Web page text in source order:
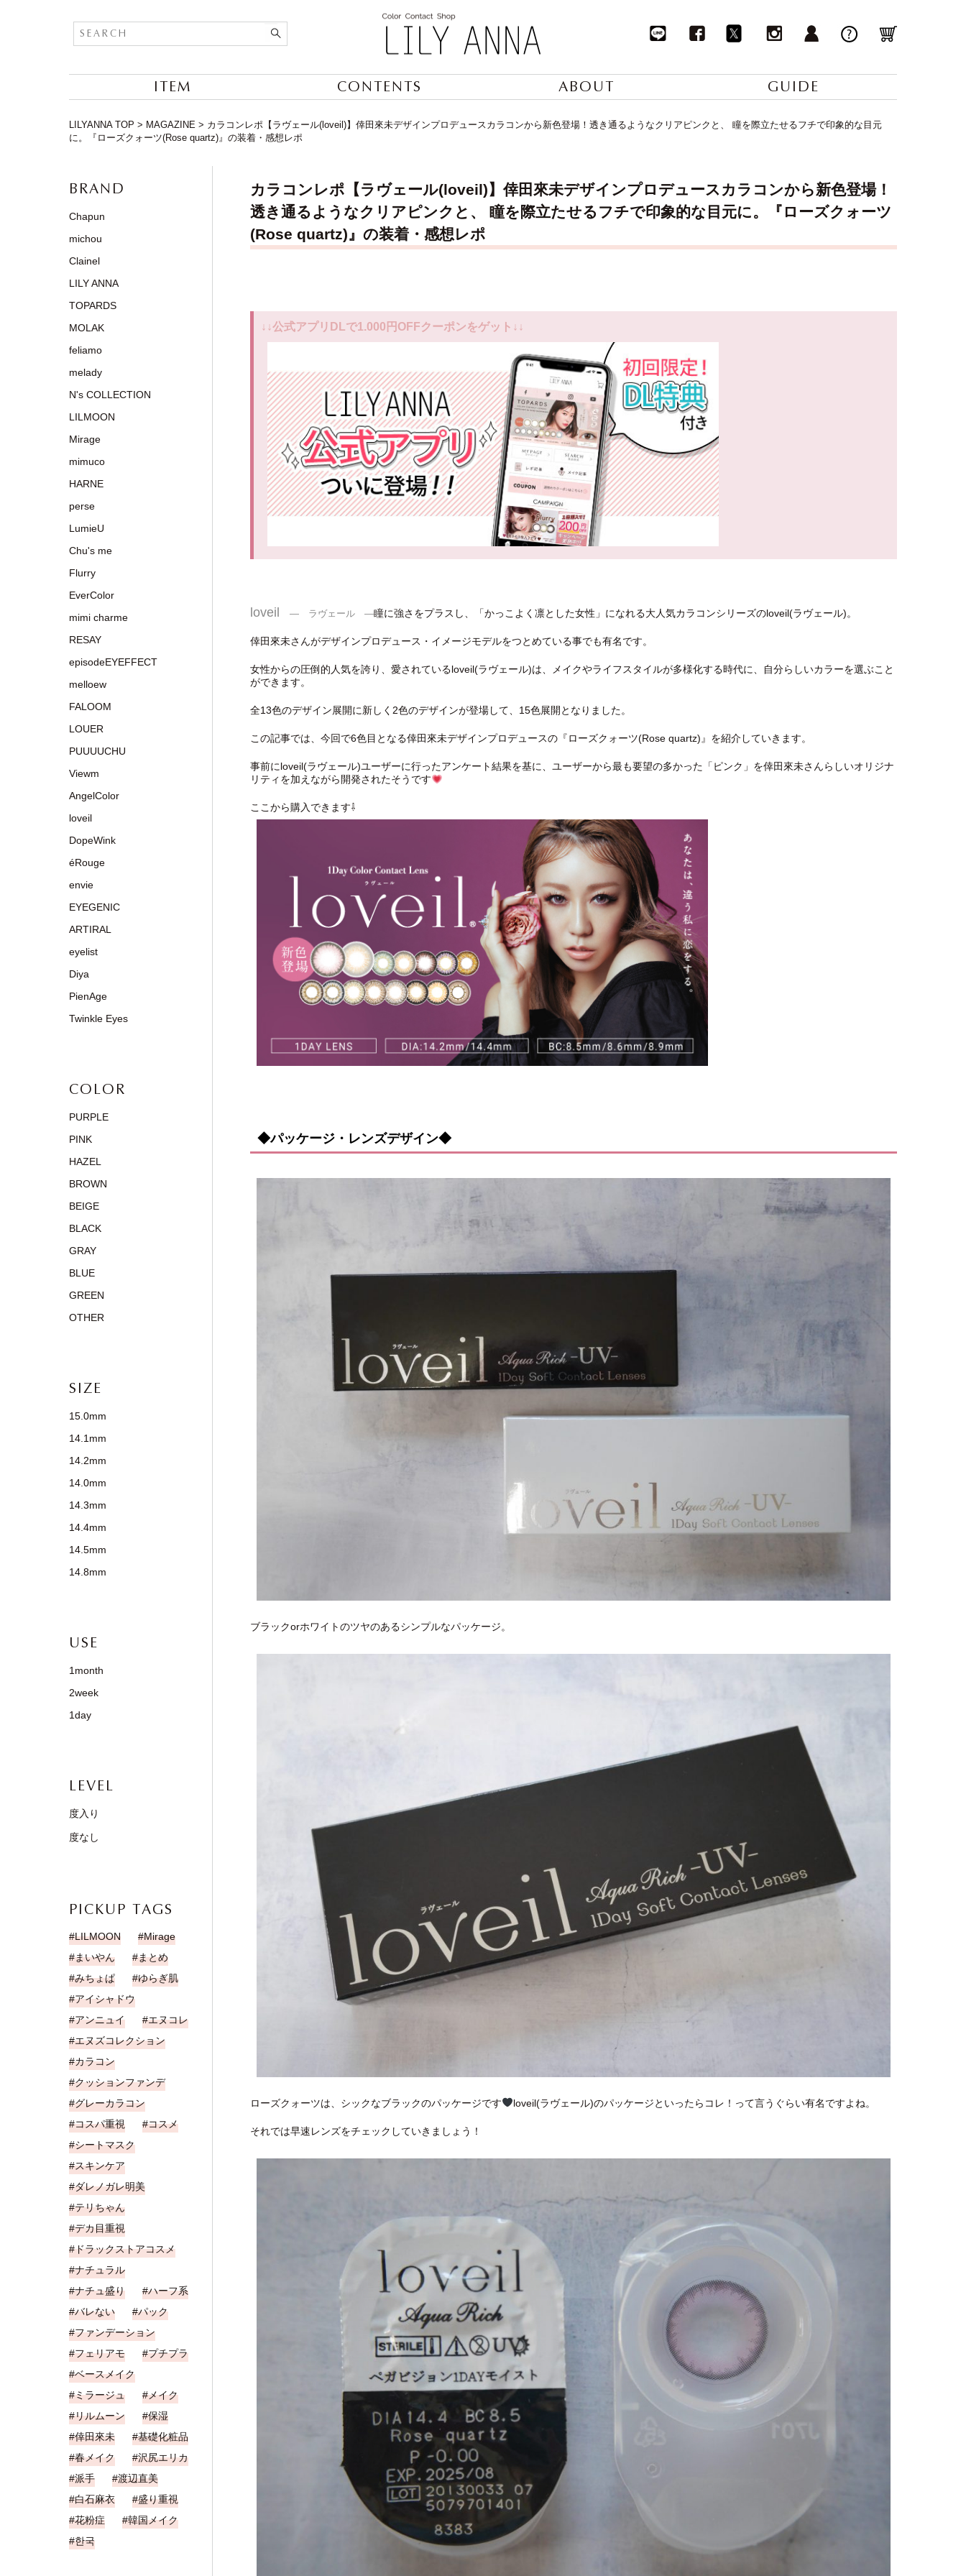
ITEM CONTENTS ABOUT GUIDE
LILYANNA TOP > MAGAZINE > カラコンレポ【ラヴェール(loveil)】倖田來未デザインプロデュースカラコンから新色登場！透き通るようなクリアピンクと、 瞳を際立たせるフチで印象的な目元
に。『ローズクォーツ(Rose quartz)』の装着・感想レポ
カラコンレポ【ラヴェール(loveil)】倖田來未デザインプロデュースカラコンから新色登場！
透き通るようなクリアピンクと、 瞳を際立たせるフチで印象的な目元に。『ローズクォーツ
(Rose quartz)』の装着・感想レポ
↓↓公式アプリDLで1.000円OFFクーポンをゲット↓↓
loveil ― ラヴェール ―瞳に強さをプラスし、「かっこよく凛とした女性」になれる大人気カラコンシリーズのloveil(ラヴェール)。
倖田來未さんがデザインプロデュース・イメージモデルをつとめている事でも有名です。
女性からの圧倒的人気を誇り、愛されているloveil(ラヴェール)は、メイクやライフスタイルが多様化する時代に、自分らしいカラーを選ぶこと
ができます。
全13色のデザイン展開に新しく2色のデザインが登場して、15色展開となりました。
この記事では、今回で6色目となる倖田來未デザインプロデュースの『ローズクォーツ(Rose quartz)』を紹介していきます。
事前にloveil(ラヴェール)ユーザーに行ったアンケート結果を基に、ユーザーから最も要望の多かった「ピンク」を倖田來未さんらしいオリジナ
リティを加えながら開発されたそうです
ここから購入できます⇩
◆パッケージ・レンズデザイン◆
ブラックorホワイトのツヤのあるシンプルなパッケージ。
ローズクォーツは、シックなブラックのパッケージです loveil(ラヴェール)のパッケージといったらコレ！って言うぐらい有名ですよね。
それでは早速レンズをチェックしていきましょう！
BRAND
Chapun
michou
Clainel
LILY ANNA
TOPARDS
MOLAK
feliamo
melady
N's COLLECTION
LILMOON
Mirage
mimuco
HARNE
perse
LumieU
Chu's me
Flurry
EverColor
mimi charme
RESAY
episodeEYEFFECT
melloew
FALOOM
LOUER
PUUUUCHU
Viewm
AngelColor
loveil
DopeWink
éRouge
envie
EYEGENIC
ARTIRAL
eyelist
Diya
PienAge
Twinkle Eyes
COLOR
PURPLE
PINK
HAZEL
BROWN
BEIGE
BLACK
GRAY
BLUE
GREEN
OTHER
SIZE
15.0mm
14.1mm
14.2mm
14.0mm
14.3mm
14.4mm
14.5mm
14.8mm
USE
1month
2week
1day
LEVEL
度入り
度なし
PICKUP TAGS
LILMOON
Mirage
まいやん
まとめ
みちょぱ
ゆらぎ肌
アイシャドウ
アンニュイ
エヌコレ
エヌズコレクション
カラコン
クッションファンデ
グレーカラコン
コスパ重視
コスメ
シートマスク
スキンケア
ダレノガレ明美
テリちゃん
デカ目重視
ドラックストアコスメ
ナチュラル
ナチュ盛り
ハーフ系
バレない
パック
ファンデーション
フェリアモ
プチプラ
ベースメイク
ミラージュ
メイク
リルムーン
保湿
倖田來未
基礎化粧品
春メイク
沢尻エリカ
派手
渡辺直美
白石麻衣
盛り重視
花粉症
韓国メイク
한국